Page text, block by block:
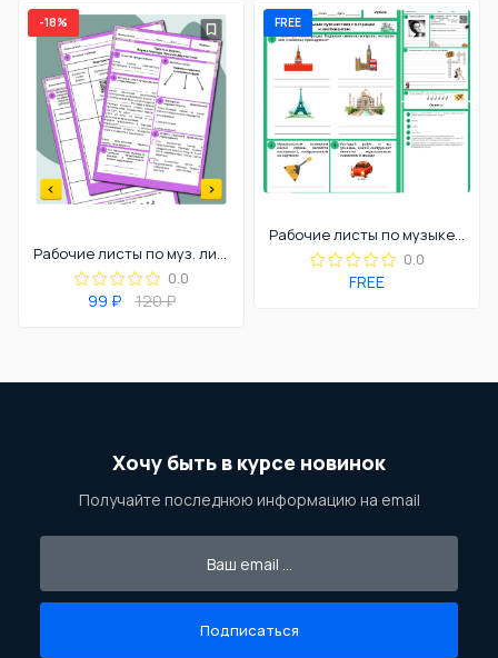
-18%
Рабочие листы по муз. литературе/слушанию музыки «Простые формы. Форма периода, простая двухчастная»
0.0
99 ₽ 120 ₽
FREE
Рабочие листы по музыке «Музыкальные путешествия по странам и континентам» для 5 класса
0.0
FREE
Хочу быть в курсе новинок
Получайте последнюю информацию на email
Подписаться